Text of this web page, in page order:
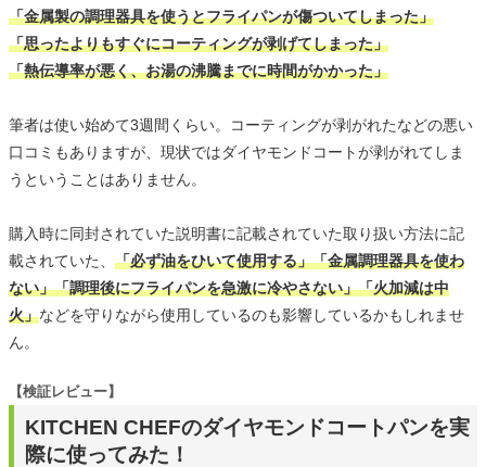
「金属製の調理器具を使うとフライパンが傷ついてしまった」
「思ったよりもすぐにコーティングが剥げてしまった」
「熱伝導率が悪く、お湯の沸騰までに時間がかかった」
筆者は使い始めて3週間くらい。コーティングが剥がれたなどの悪い
口コミもありますが、現状ではダイヤモンドコートが剥がれてしま
うということはありません。
購入時に同封されていた説明書に記載されていた取り扱い方法に記
載されていた、 「必ず油をひいて使用する」「金属調理器具を使わ
ない」「調理後にフライパンを急激に冷やさない」「火加減は中
火」などを守りながら使用しているのも影響しているかもしれませ
ん。
KITCHEN CHEFのダイヤモンドコートパンを実
際に使ってみた！
【検証レビュー】